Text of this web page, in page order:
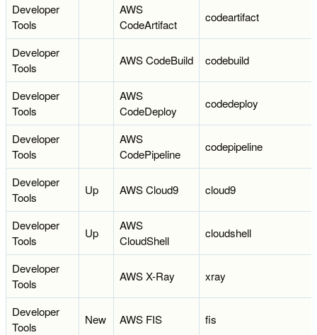
Developer
Tools
AWS
CodeArtifact
codeartifact
Developer
Tools
AWS CodeBuild codebuild
Developer
Tools
AWS
CodeDeploy
codedeploy
Developer
Tools
AWS
CodePipeline
codepipeline
Developer
Tools
Up AWS Cloud9 cloud9
Developer
Tools
Up
AWS
CloudShell
cloudshell
Developer
Tools
AWS X-Ray xray
Developer
Tools
New AWS FIS fis